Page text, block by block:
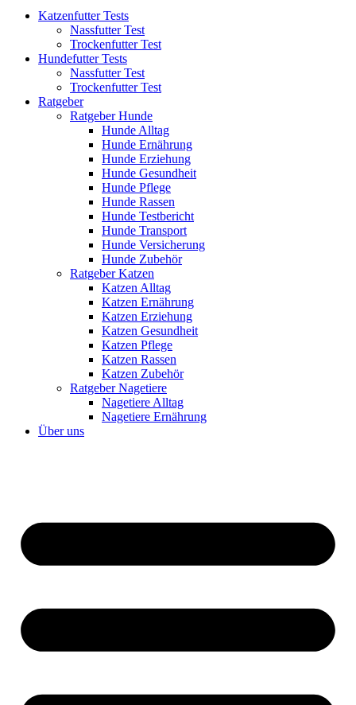
Katzenfutter Tests
Nassfutter Test
Trockenfutter Test
Hundefutter Tests
Nassfutter Test
Trockenfutter Test
Ratgeber
Ratgeber Hunde
Hunde Alltag
Hunde Ernährung
Hunde Erziehung
Hunde Gesundheit
Hunde Pflege
Hunde Rassen
Hunde Testbericht
Hunde Transport
Hunde Versicherung
Hunde Zubehör
Ratgeber Katzen
Katzen Alltag
Katzen Ernährung
Katzen Erziehung
Katzen Gesundheit
Katzen Pflege
Katzen Rassen
Katzen Zubehör
Ratgeber Nagetiere
Nagetiere Alltag
Nagetiere Ernährung
Über uns